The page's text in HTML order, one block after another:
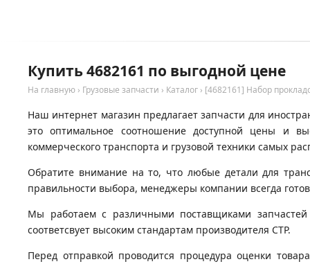
Купить 4682161 по выгодной цене
На главную › Грузовые запчасти › Каталог › [4682161] Набор
Наш интернет магазин предлагает запчасти для
это оптимальное соотношение доступной цены и
коммерческого транспорта и грузовой техники самых
Обратите внимание на то, что любые детали для
правильности выбора, менеджеры компании всегда
Мы работаем с различными поставщиками запчастей
соответсвует высоким стандартам производителя CTP.
Перед отправкой проводится процедура оценки